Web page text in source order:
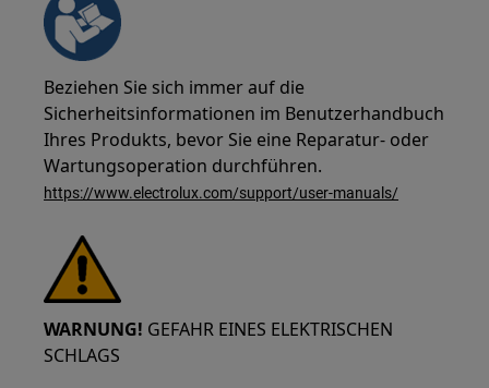
Beziehen Sie sich immer auf die
Sicherheitsinformationen im Benutzerhandbuch
Ihres Produkts, bevor Sie eine Reparatur- oder
Wartungsoperation durchführen.
https://www.electrolux.com/support/user-manuals/
WARNUNG! GEFAHR EINES ELEKTRISCHEN
SCHLAGS